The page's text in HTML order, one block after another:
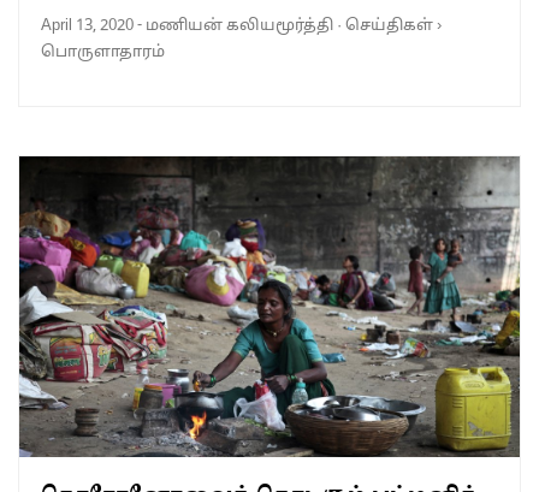
April 13, 2020- மணியன் கலியமூர்த்தி · செய்திகள்›
பொருளாதாரம்